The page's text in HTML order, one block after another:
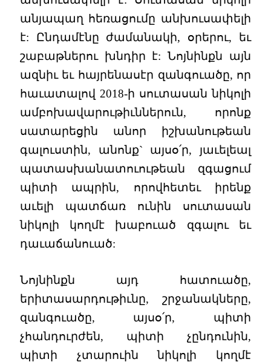
անյապաղ հեռացումը անխուսափելի
է: Ընդամէնը ժամանակի, օրերու, եւ
շաբաթներու խնդիր է: Նոյնինքն այն
ազնիւ եւ հայրենասէր զանգուածը, որ
հաւատալով 2018-ի սուտասան նիկոլի
ամբոխավարութիւններուն, որոնք
սատարեցին անոր իշխանութեան
գալուստին, անոնք` այսօ՛ր, յաւելեալ
պատասխանատուութեան զգացում
պիտի ապրին, որովհետեւ իրենք
աւելի պատճառ ունին սուտասան
նիկոլի կողմէ խաբուած զգալու եւ
դաւաճանուած:
Նոյնինքն այդ հատուածը,
երիտասարդութիւնը, շրջանակները,
զանգուածը, այսօ՛ր, պիտի
չհանդուրժեն, պիտի չընդունին,
պիտի չտարուին նիկոլի կողմէ